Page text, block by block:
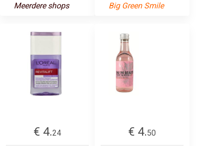
Meerdere shops Big Green Smile
€ 4.24
€ 4.50